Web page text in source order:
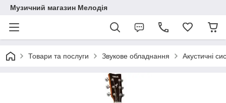
Музичний магазин Мелодія
Товари та послуги Звукове обладнання Акустичні